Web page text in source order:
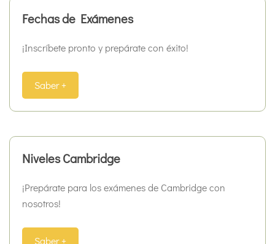
Fechas de Exámenes
¡Inscríbete pronto y prepárate con éxito!
Saber +
Niveles Cambridge
¡Prepárate para los exámenes de Cambridge con
nosotros!
Saber +